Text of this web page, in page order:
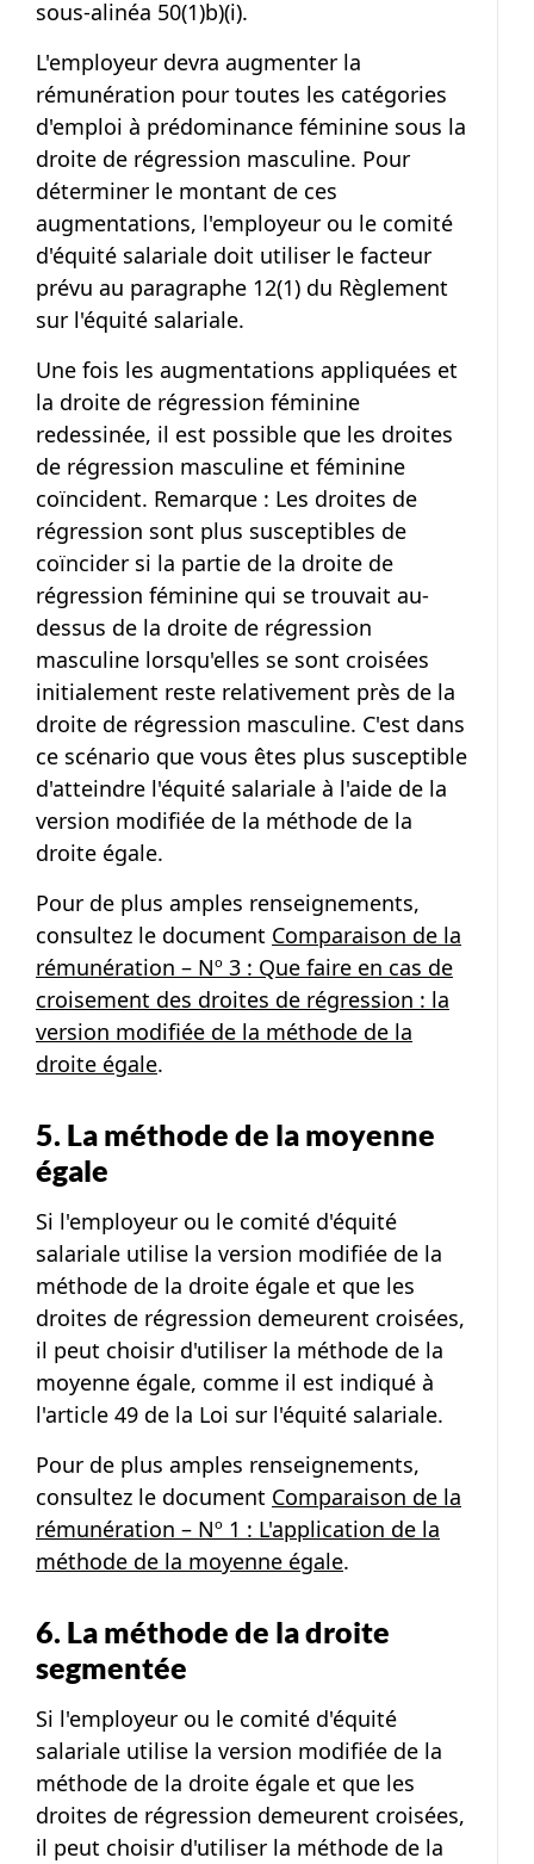
sous-alinéa 50(1)b)(i).
L'employeur devra augmenter la
rémunération pour toutes les catégories
d'emploi à prédominance féminine sous la
droite de régression masculine. Pour
déterminer le montant de ces
augmentations, l'employeur ou le comité
d'équité salariale doit utiliser le facteur
prévu au paragraphe 12(1) du Règlement
sur l'équité salariale.
Une fois les augmentations appliquées et
la droite de régression féminine
redessinée, il est possible que les droites
de régression masculine et féminine
coïncident. Remarque : Les droites de
régression sont plus susceptibles de
coïncider si la partie de la droite de
régression féminine qui se trouvait au-
dessus de la droite de régression
masculine lorsqu'elles se sont croisées
initialement reste relativement près de la
droite de régression masculine. C'est dans
ce scénario que vous êtes plus susceptible
d'atteindre l'équité salariale à l'aide de la
version modifiée de la méthode de la
droite égale.
Pour de plus amples renseignements,
consultez le document Comparaison de la
rémunération – Nº 3 : Que faire en cas de
croisement des droites de régression : la
version modifiée de la méthode de la
droite égale.
5. La méthode de la moyenne
égale
Si l'employeur ou le comité d'équité
salariale utilise la version modifiée de la
méthode de la droite égale et que les
droites de régression demeurent croisées,
il peut choisir d'utiliser la méthode de la
moyenne égale, comme il est indiqué à
l'article 49 de la Loi sur l'équité salariale.
Pour de plus amples renseignements,
consultez le document Comparaison de la
rémunération – Nº 1 : L'application de la
méthode de la moyenne égale.
6. La méthode de la droite
segmentée
Si l'employeur ou le comité d'équité
salariale utilise la version modifiée de la
méthode de la droite égale et que les
droites de régression demeurent croisées,
il peut choisir d'utiliser la méthode de la